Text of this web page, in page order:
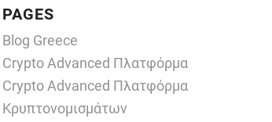
PAGES
Blog Greece
Crypto Advanced Πλατφόρμα
Crypto Advanced Πλατφόρμα
Κρυπτονομισμάτων